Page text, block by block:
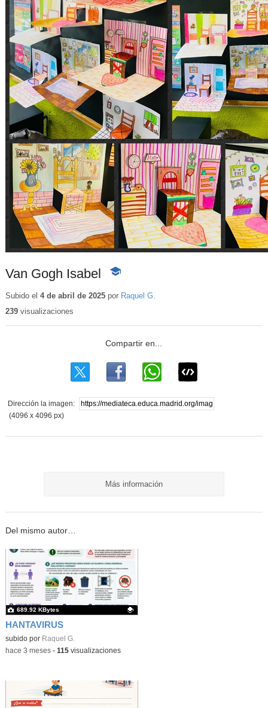
Van Gogh Isabel
-
educativo
Subido el 4 de abril de 2025por Raquel G.
239visualizaciones
Dirección la imagen:
(4096 x 4096 px)
Más información
Del mismo autor…
HANTAVIRUS
Contenido educativo.
subido por Raquel G.
689.92 KBytes
-hace 3 meses- 115visualizaciones